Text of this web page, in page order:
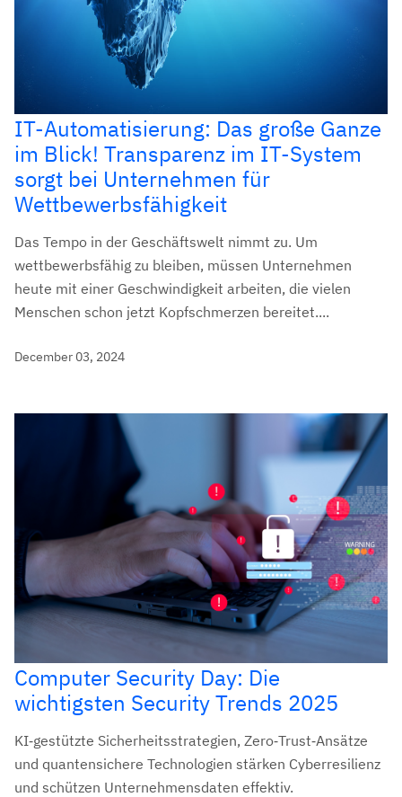
IT-Automatisierung: Das große Ganze
im Blick! Transparenz im IT-System
sorgt bei Unternehmen für
Wettbewerbsfähigkeit
Das Tempo in der Geschäftswelt nimmt zu. Um
wettbewerbsfähig zu bleiben, müssen Unternehmen
heute mit einer Geschwindigkeit arbeiten, die vielen
Menschen schon jetzt Kopfschmerzen bereitet....
December 03, 2024
Computer Security Day: Die
wichtigsten Security Trends 2025
KI‑gestützte Sicherheitsstrategien, Zero‑Trust‑Ansätze
und quantensichere Technologien stärken Cyberresilienz
und schützen Unternehmensdaten effektiv.